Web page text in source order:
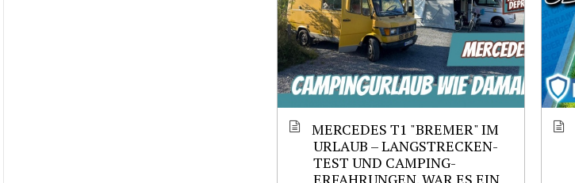
MERCEDES T1 "BREMER" IM
URLAUB – LANGSTRECKEN-
TEST UND CAMPING-